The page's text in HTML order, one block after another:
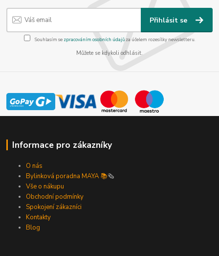
Přihlásit se
Souhlasím se zpracováním osobních údajůza účelem rozesílky newsletteru.
Můžete se kdykoli odhlásit.
Informace pro zákazníky
O nás
Bylinková poradna MAYA 📚🗞️
Vše o nákupu
Obchodní podmínky
Spokojení zákazníci
Kontakty
Blog